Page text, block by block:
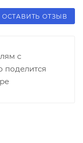
ОСТАВИТЬ ОТЗЫВ
с
поделится